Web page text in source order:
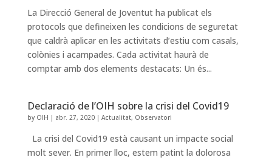
La Direcció General de Joventut ha publicat els
protocols que defineixen les condicions de seguretat
que caldrà aplicar en les activitats d’estiu com casals,
colònies i acampades. Cada activitat haurà de
comptar amb dos elements destacats: Un és...
Declaració de l’OIH sobre la crisi del Covid19
by OIH | abr. 27, 2020| Actualitat, Observatori
La crisi del Covid19 està causant un impacte social
molt sever. En primer lloc, estem patint la dolorosa